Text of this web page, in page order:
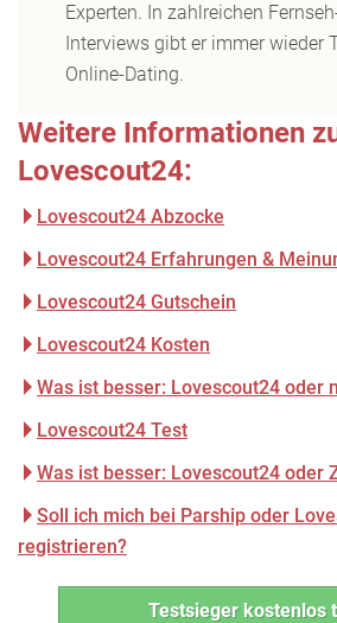
Experten. In zahlreichen
Interviews gibt er immer wieder
Online-Dating.
Weitere Informationen
Lovescout24:
Lovescout24 Abzocke
Lovescout24 Erfahrungen &
Lovescout24 Gutschein
Lovescout24 Kosten
Was ist besser: Lovescout24 oder
Lovescout24 Test
Was ist besser: Lovescout24 oder
Soll ich mich bei Parship oder
registrieren?
Testsieger kostenlos